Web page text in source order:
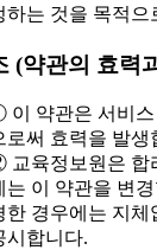
하는 것을 목적으
(약관의 효력
이 약관은 서비스
로써 효력을 발생
교육정보원은 합
는 이 약관을 변
한 경우에는 지
시합니다.